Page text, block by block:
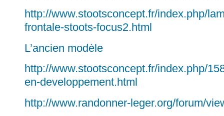
http://www.stootsconcept.fr/index.php/
frontale-stoots-focus2.html
L’ancien modèle
http://www.stootsconcept.fr/index.php/
en-developpement.html
http://www.randonner-leger.org/forum/